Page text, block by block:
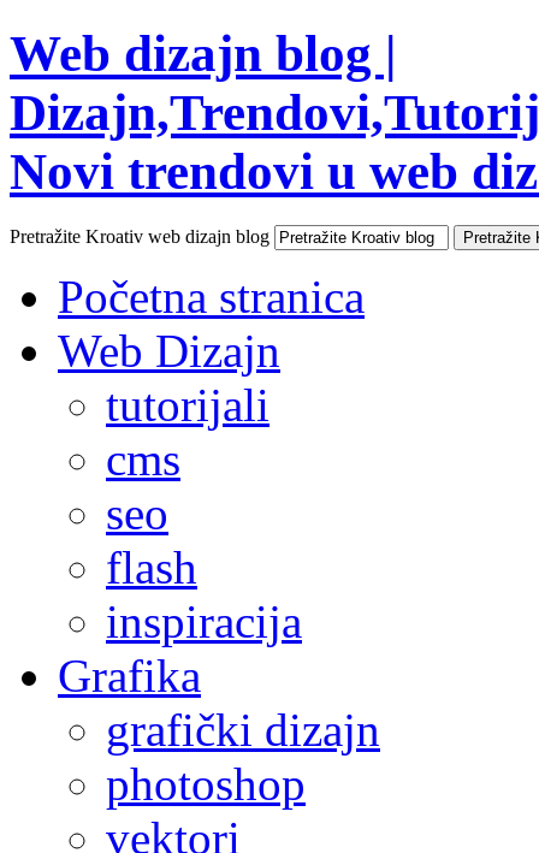
Web dizajn blog |
Novi trendovi u web
Pretražite Kroativ web dizajn blog
Početna stranica
Web Dizajn
tutorijali
cms
seo
flash
inspiracija
Grafika
grafički dizajn
photoshop
vektori